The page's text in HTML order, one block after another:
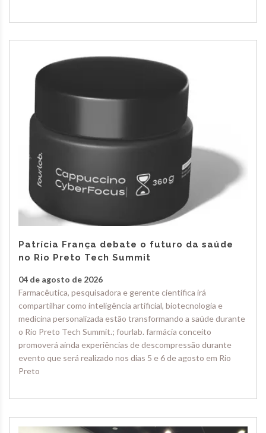
Patrícia França debate o futuro da saúde
no Rio Preto Tech Summit
04 de agosto de 2026
Farmacêutica, pesquisadora e gerente científica irá
compartilhar como inteligência artificial, biotecnologia e
medicina personalizada estão transformando a saúde durante
o Rio Preto Tech Summit.; fourlab. farmácia conceito
promoverá ainda experiências de descompressão durante
evento que será realizado nos dias 5 e 6 de agosto em Rio
Preto